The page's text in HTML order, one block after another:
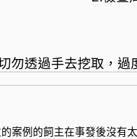
勿透過手去挖取，過
案例的飼主在事發後沒有